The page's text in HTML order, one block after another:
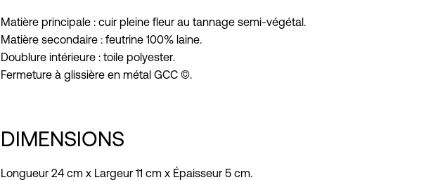
Matière principale : cuir pleine fleur au tannage semi-végétal.
Matière secondaire : feutrine 100% laine.
Doublure intérieure : toile polyester.
Fermeture à glissière en métal GCC ©.
DIMENSIONS
Longueur 24 cm x Largeur 11 cm x Épaisseur 5 cm.